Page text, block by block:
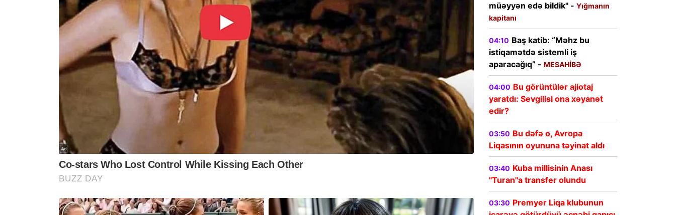
müəyyən edə bildik" - Yığmanın
kapitanı
04:10 Baş katib: “Məhz bu
istiqamətdə sistemli iş
aparacağıq” - MESAHİBƏ
04:00 Bu görüntülər ajiotaj
yaratdı: Sevgilisi ona xəyanət
edir?
03:50 Bu dəfə o, Avropa
Liqasının oyununa təyinat aldı
03:40 Kuba millisinin Anası
"Turan"a transfer olundu
03:30 Premyer Liqa klubunun